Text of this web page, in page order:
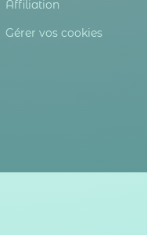
Affiliation
Gérer vos cookies